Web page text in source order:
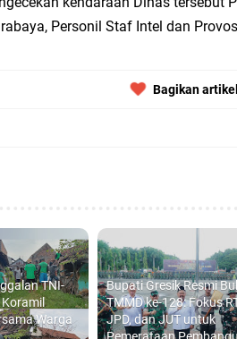
Nila Yani Apresiasi Launching
Wates Husada Balongpanggang
Personil Staf Intel dan
Bagikan
TNI-
Warga
Bupati Gresik Resmi
TMMD ke-128: Fokus
JPD, dan JUT untuk